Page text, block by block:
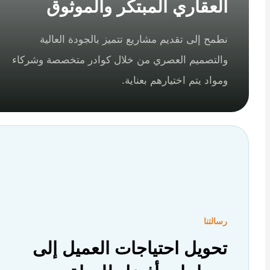
العقاري المبتكر والموثوق
نطمح إلى تقديم مشاريع تتميز بالجودة العالية
والتصميم العصري من خلال كوادر متخصصة وشركاء
ومواد يتم اختيارهم بعناية.
تحويل احتياجات العميل إلى